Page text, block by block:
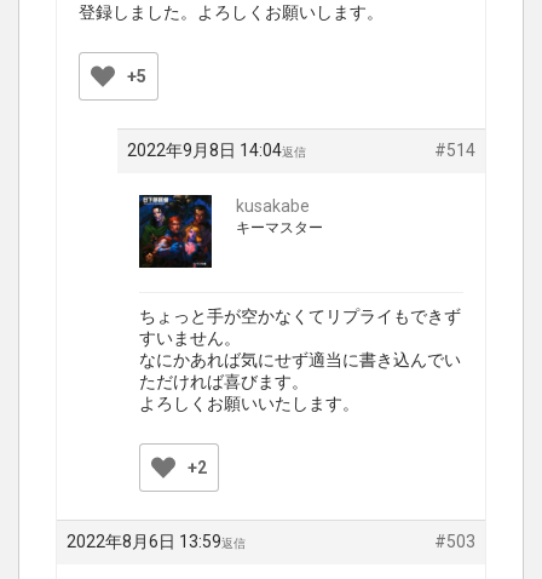
登録しました。よろしくお願いします。
+5
2022年9月8日 14:04 #514
返信
kusakabe
キーマスター
ちょっと手が空かなくてリプライもできず
すいません。
なにかあれば気にせず適当に書き込んでい
ただければ喜びます。
よろしくお願いいたします。
+2
2022年8月6日 13:59 #503
返信